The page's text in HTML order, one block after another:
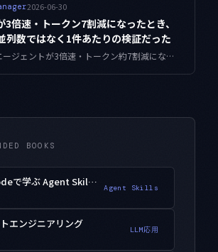
2026-06-30
倍速・トークン7割減になったとき、
列数ではなく1件あたりの検証だった
Android CLI のエージェントが3倍速・トークン約7割減になった、というニュースを見て最初に考えたのは「では何本同時に走らせようか」でした。けれど速くなって本当に変わるのは生産量ではなく、詰まる場所です。レビューと検証ゲートに移ったボトルネックを Little's Law で見積もり、WIP キャップで並列数を抑え、浮いた予算を1件あたりの検証に回す設計を、動く Python 実装と実測値でまとめました。
BOOKS
Claude Codeで学ぶ Agent Skills入門 Agent Skills
エンジニアリング LLM応用